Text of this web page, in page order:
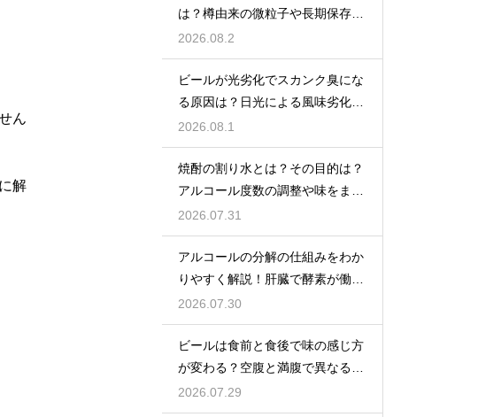
ん
解
は？樽由来の微粒子や長期保存で
成分が析出するため
2026.08.2
ビールが光劣化でスカンク臭にな
る原因は？日光による風味劣化を
解説
2026.08.1
焼酎の割り水とは？その目的は？
アルコール度数の調整や味をまろ
やかにする効果を解説
2026.07.31
アルコールの分解の仕組みをわか
りやすく解説！肝臓で酵素が働き
アセトアルデヒドに変化して無害
化
2026.07.30
ビールは食前と食後で味の感じ方
が変わる？空腹と満腹で異なる味
覚の感じ方を解説
2026.07.29